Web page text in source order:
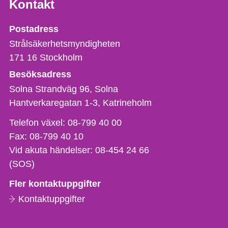
Kontakt
Strålsäkerhetsmyndigheten
Postadress
Strålsäkerhetsmyndigheten
171 16 Stockholm
Besöksadress
Solna Strandväg 96, Solna
Hantverkaregatan 1-3 Katrineholm
Telefon,
fax
och
e-
Telefon växel:08-799 40 00
Fax:08-799 40 10
Vid akuta händelser:08-454 24 66
(SOS)
Fler kontaktuppgifter
Kontaktuppgifter